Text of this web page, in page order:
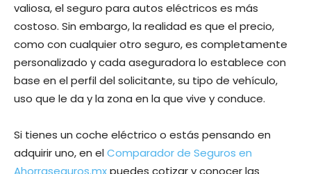
valiosa, el seguro para autos eléctricos es más
costoso. Sin embargo, la realidad es que el precio,
como con cualquier otro seguro, es completamente
personalizado y cada aseguradora lo establece con
base en el perfil del solicitante, su tipo de vehículo,
uso que le da y la zona en la que vive y conduce.
Si tienes un coche eléctrico o estás pensando en
adquirir uno, en elComparador de Seguros en
Ahorraseguros.mxpuedes cotizar y conocer las